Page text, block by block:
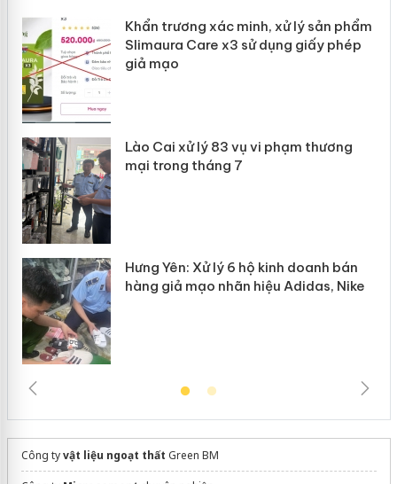
Khẩn trương xác minh, xử lý sản phẩm
Slimaura Care x3 sử dụng giấy phép
giả mạo
Lào Cai xử lý 83 vụ vi phạm thương
mại trong tháng 7
Hưng Yên: Xử lý 6 hộ kinh doanh bán
hàng giả mạo nhãn hiệu Adidas, Nike
Công tyvật liệu ngoạt thất Green BM